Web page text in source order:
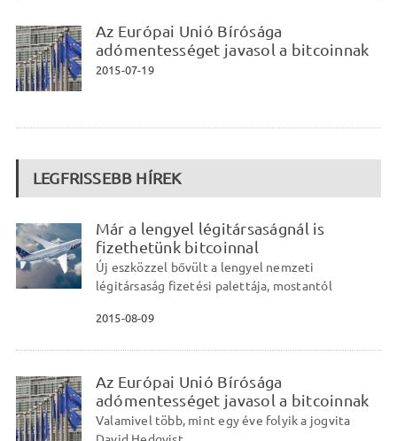
Az Európai Unió Bírósága
adómentességet javasol a bitcoinnak
2015-07-19
LEGFRISSEBB HÍREK
Már a lengyel légitársaságnál is
fizethetünk bitcoinnal
Új eszközzel bővült a lengyel nemzeti
légitársaság fizetési palettája, mostantól
2015-08-09
Az Európai Unió Bírósága
adómentességet javasol a bitcoinnak
Valamivel több, mint egy éve folyik a jogvita